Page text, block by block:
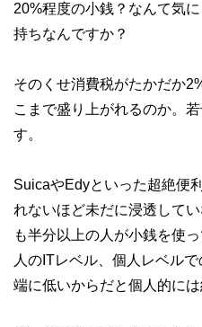
20%程度の小銭？なんて気
持ちなんですか？
そのくせ消費税がたかだか
こまで盛り上がれるのか。
す。
SuicaやEdyといった超絶便
れないほど未だに浸透して
も半分以上の人が小銭を使
人のITレベル、個人レベル
端に低いからだと個人的には